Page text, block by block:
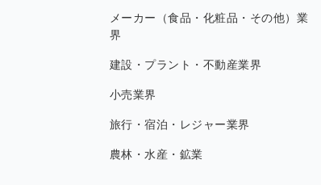
メーカー（食品・化粧品・その他）業
界
建設・プラント・不動産業界
小売業界
旅行・宿泊・レジャー業界
農林・水産・鉱業